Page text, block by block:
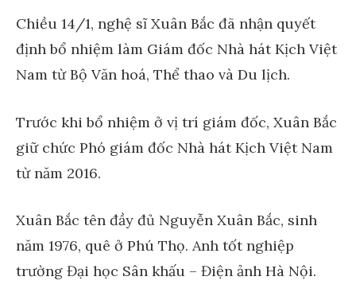
Chiều 14/1, nghệ sĩ Xuân Bắc đã nhận quyết
định bổ nhiệm làm Giám đốc Nhà hát Kịch Việt
Nam từ Bộ Văn hoá, Thể thao và Du lịch.
Trước khi bổ nhiệm ở vị trí giám đốc, Xuân Bắc
giữ chức Phó giám đốc Nhà hát Kịch Việt Nam
từ năm 2016.
Xuân Bắc tên đầy đủ Nguyễn Xuân Bắc, sinh
năm 1976, quê ở Phú Thọ. Anh tốt nghiệp
trường Đại học Sân khấu – Điện ảnh Hà Nội.